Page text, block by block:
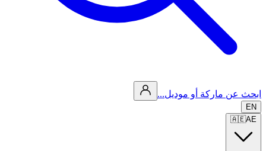
ابحث عن ماركة أو موديل...
EN
🇦🇪AE